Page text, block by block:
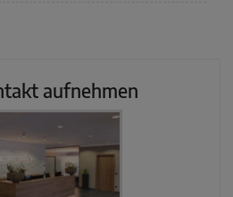
aufnehmen